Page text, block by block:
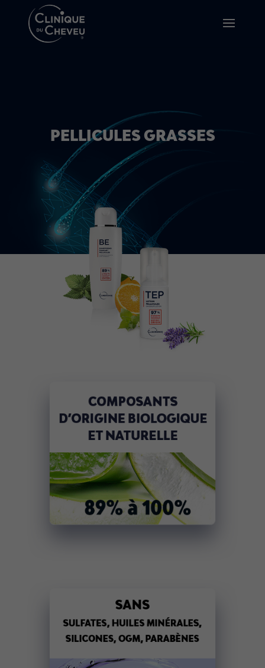
PELLICULES GRASSES